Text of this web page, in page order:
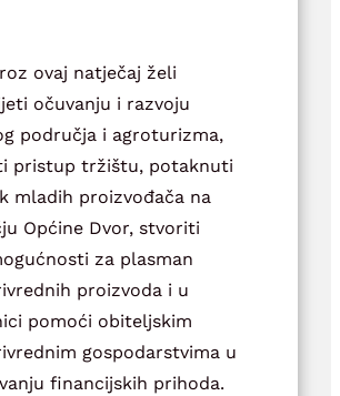
ovaj natječaj želi
očuvanju i razvoju
područja i agroturizma,
pristup tržištu, potaknuti
mladih proizvođača na
Općine Dvor, stvoriti
za plasman
proizvoda i u
pomoći obiteljskim
gospodarstvima u
financijskih prihoda.